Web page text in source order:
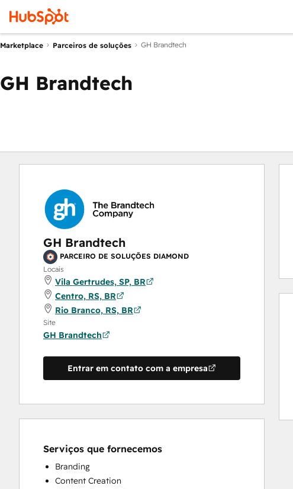
Marketplace Parceiros de soluções GH Brandtech
GH Brandtech
GH Brandtech
PARCEIRO DE SOLUÇÕES DIAMOND
Locais
Vila Gertrudes, SP, BR
Centro, RS, BR
Rio Branco, RS, BR
Site
GH Brandtech
Entrar em contato com a empresa
Serviços que fornecemos
Branding
Content Creation